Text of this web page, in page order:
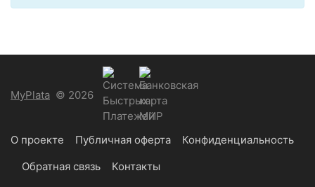
MyPlata © 2026
О проекте Публичная оферта
Конфиденциальность
Обратная связь
Контакты